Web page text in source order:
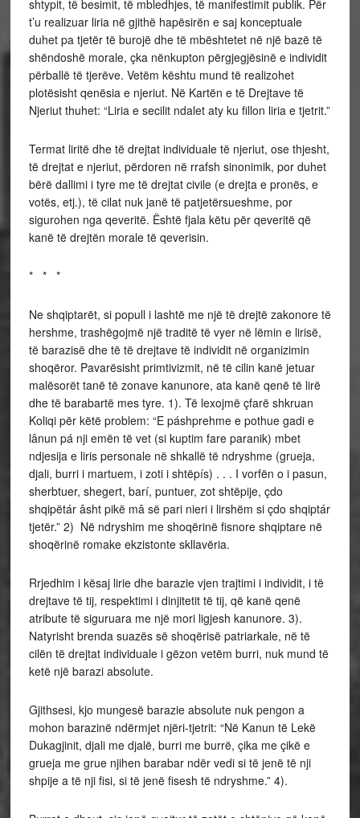
shtypit, të besimit, të mbledhjes, të manifestimit publik. Për
t’u realizuar liria në gjithë hapësirën e saj konceptuale
duhet pa tjetër të burojë dhe të mbështetet në një bazë të
shëndoshë morale, çka nënkupton përgjegjësinë e individit
përballë të tjerëve. Vetëm kështu mund të realizohet
plotësisht qenësia e njeriut. Në Kartën e të Drejtave të
Njeriut thuhet: “Liria e secilit ndalet aty ku fillon liria e tjetrit.”
Termat liritë dhe të drejtat individuale të njeriut, ose thjesht,
të drejtat e njeriut, përdoren në rrafsh sinonimik, por duhet
bërë dallimi i tyre me të drejtat civile (e drejta e pronës, e
votës, etj.), të cilat nuk janë të patjetërsueshme, por
sigurohen nga qeveritë. Është fjala këtu për qeveritë që
kanë të drejtën morale të qeverisin.
* * *
Ne shqiptarët, si popull i lashtë me një të drejtë zakonore të
hershme, trashëgojmë një traditë të vyer në lëmin e lirisë,
të barazisë dhe të të drejtave të individit në organizimin
shoqëror. Pavarësisht primtivizmit, në të cilin kanë jetuar
malësorët tanë të zonave kanunore, ata kanë qenë të lirë
dhe të barabartë mes tyre. 1). Të lexojmë çfarë shkruan
Koliqi për këtë problem: “E páshprehme e pothue gadi e
lânun pá nji emën të vet (si kuptim fare paranik) mbet
ndjesija e liris personale në shkallë të ndryshme (grueja,
djali, burri i martuem, i zoti i shtëpís) . . . I vorfën o i pasun,
sherbtuer, shegert, barí, puntuer, zot shtëpije, çdo
shqipëtár âsht pikë mâ së pari nieri i lirshëm si çdo shqiptár
tjetër.” 2) Në ndryshim me shoqërinë fisnore shqiptare në
shoqërinë romake ekzistonte skllavëria.
Rrjedhim i kësaj lirie dhe barazie vjen trajtimi i individit, i të
drejtave të tij, respektimi i dinjitetit të tij, që kanë qenë
atribute të siguruara me një mori ligjesh kanunore. 3).
Natyrisht brenda suazës së shoqërisë patriarkale, në të
cilën të drejtat individuale i gëzon vetëm burri, nuk mund të
ketë një barazi absolute.
Gjithsesi, kjo mungesë barazie absolute nuk pengon a
mohon barazinë ndërmjet njëri-tjetrit: “Në Kanun të Lekë
Dukagjinit, djali me djalë, burri me burrë, çika me çikë e
grueja me grue njihen barabar ndër vedi si të jenë të nji
shpije a të nji fisi, si të jenë fisesh të ndryshme.” 4).